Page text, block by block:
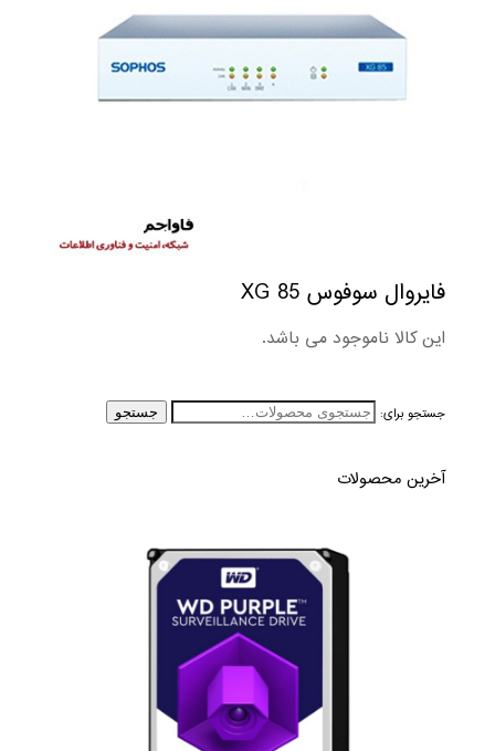
فایروال سوفوس XG 85
این کالا ناموجود می باشد.
جستجو برای: جستجو
آخرین محصولات